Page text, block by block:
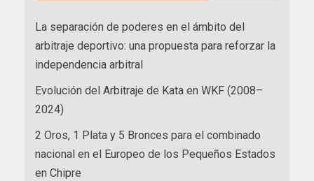
La separación de poderes en el ámbito del
arbitraje deportivo: una propuesta para reforzar la
independencia arbitral
Evolución del Arbitraje de Kata en WKF (2008–
2024)
2 Oros, 1 Plata y 5 Bronces para el combinado
nacional en el Europeo de los Pequeños Estados
en Chipre